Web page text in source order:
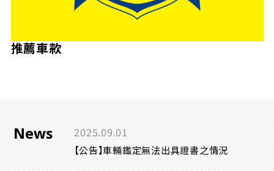
推薦車款
News 2025.09.01
【公告】車輛鑑定無法出具證書之情況